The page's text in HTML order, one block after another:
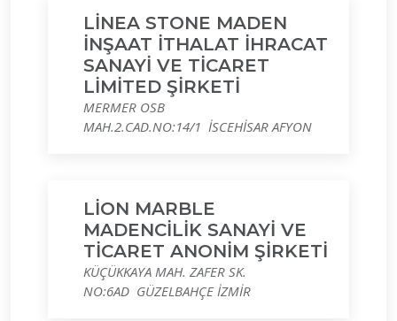
LİNEA STONE MADEN
İNŞAAT İTHALAT İHRACAT
SANAYİ VE TİCARET
LİMİTED ŞİRKETİ
MERMER OSB
MAH.2.CAD.NO:14/1 İSCEHİSAR AFYON
LİON MARBLE
MADENCİLİK SANAYİ VE
TİCARET ANONİM ŞİRKETİ
KÜÇÜKKAYA MAH. ZAFER SK.
NO:6AD GÜZELBAHÇE İZMİR